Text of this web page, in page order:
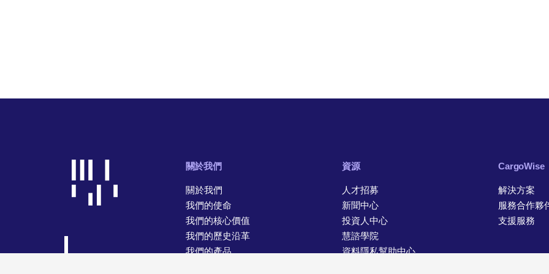
關於我們
關於我們
我們的使命
我們的核心價值
我們的歷史沿革
我們的產品
資源
人才招募
新聞中心
投資人中心
慧諮學院
資料隱私幫助中心
CargoWise
解決方案
服務合作夥
支援服務